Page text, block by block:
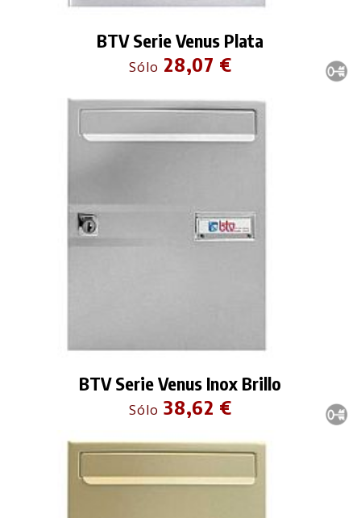
BTV Serie Venus Plata
Sólo 28,07 €
BTV Serie Venus Inox Brillo
Sólo 38,62 €